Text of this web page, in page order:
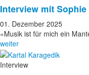
Interview mit Sophie
01. Dezember 2025
«Musik ist für mich ein
weiter
Interview